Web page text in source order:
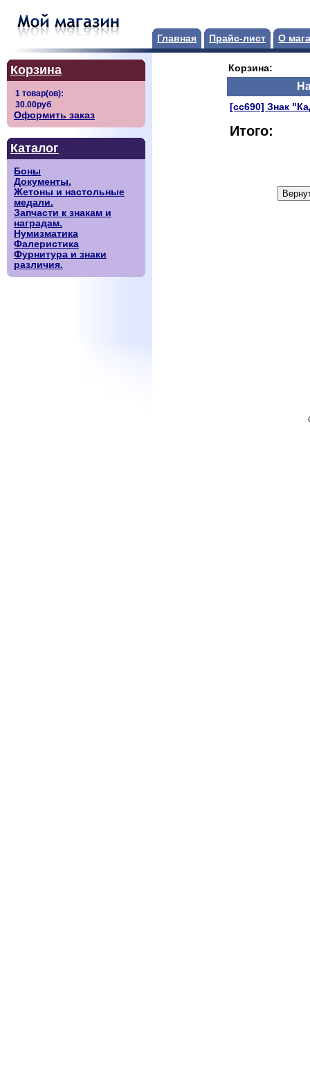
Главная Прайс-лист О
Корзина
Оформить заказ
Каталог
Боны
Документы.
Жетоны и настольные
медали.
Запчасти к знакам и
наградам.
Нумизматика
Фалеристика
Фурнитура и знаки
различия.
Корзина:
[сс690] Знак
Итого: